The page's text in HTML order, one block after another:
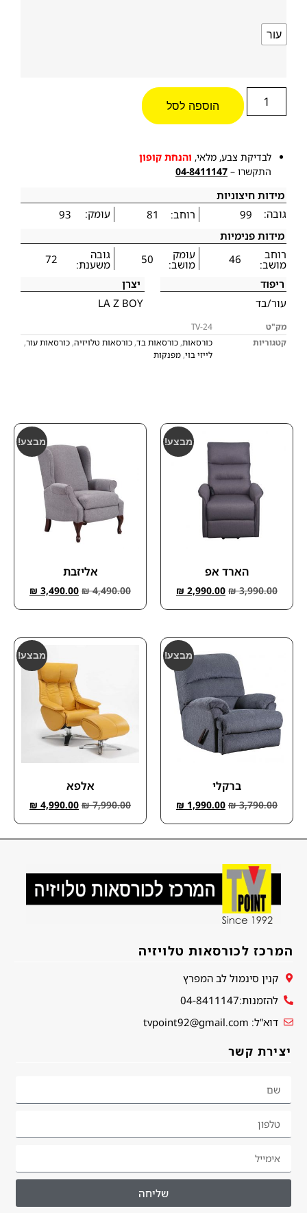
עור
הוספה לסל
לבדיקת צבע, מלאי, והנחת קופון
התקשרו – 04-8411147
מידות חיצוניות
גובה:
99 רוחב: 81 עומק:
93
מידות פנימיות
רוחב
מושב: 46 עומק
מושב: 50 גובה
משענת:
72
ריפוד
עור/בד
יצרן
LA Z BOY
מק"ט
TV-24
קטגוריות
כורסאות,כורסאות בד,כורסאות טלויזיה,כורסאות עור,
לייזי בוי,מפנקות
מבצע!
הארד אפ
₪3,990.00
₪ 2,990.00
מבצע!
אליזבת
₪4,490.00
₪ 3,490.00
מבצע!
ברקלי
₪3,790.00
₪ 1,990.00
מבצע!
אלפא
₪7,990.00
₪ 4,990.00
המרכז לכורסאות טלויזיה
קנין סינמול לב המפרץ
להזמנות:04-8411147
דוא”ל: tvpoint92@gmail.com
יצירת קשר
שליחה